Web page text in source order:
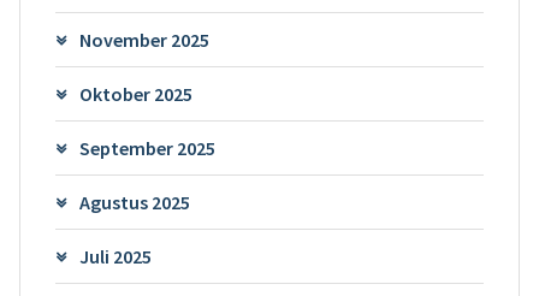
November 2025
Oktober 2025
September 2025
Agustus 2025
Juli 2025